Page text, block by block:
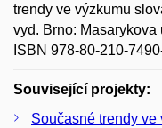
trendy ve výzkumu
vyd. Brno: Masarykova
ISBN 978-80-210-
Související projekty:
Současné trendy ve